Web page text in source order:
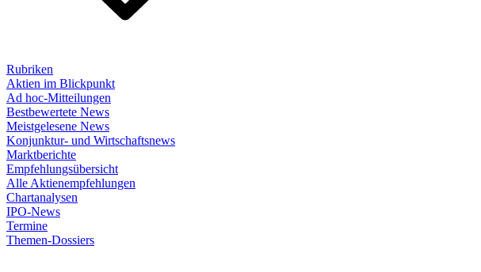
Rubriken
Aktien im Blickpunkt
Ad hoc-Mitteilungen
Bestbewertete News
Meistgelesene News
Konjunktur- und Wirtschaftsnews
Marktberichte
Empfehlungsübersicht
Alle Aktienempfehlungen
Chartanalysen
IPO-News
Termine
Themen-Dossiers